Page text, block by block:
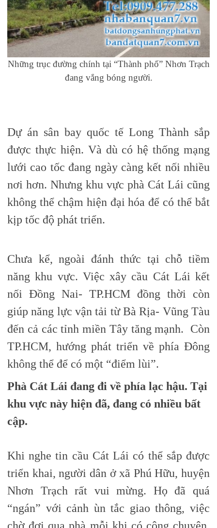
Những trục đường chính tại “Thành phố” Nhơn Trạch
đang vắng bóng người.
Dự án sân bay quốc tế Long Thành sắp
được thực hiện. Và dù có hệ thống mạng
lưới cao tốc đang ngày càng kết nối nhiều
nơi hơn. Nhưng khu vực phà Cát Lái cũng
không thể chậm hiện đại hóa để có thể bắt
kịp tốc độ phát triển.
Chưa kể, ngoài đánh thức tại chỗ tiềm
năng khu vực. Việc xây cầu Cát Lái kết
nối Đồng Nai- TP.HCM đồng thời còn
giúp năng lực vận tải từ Bà Rịa- Vũng Tàu
đến cả các tỉnh miền Tây tăng mạnh. Còn
TP.HCM, hướng phát triển về phía Đông
không thể để có một “điểm lùi”.
Phà Cát Lái đang đi về phía lạc hậu. Tại
khu vực này hiện đã, đang có nhiều bất
cập.
Khi nghe tin cầu Cát Lái có thể sắp được
triển khai, người dân ở xã Phú Hữu, huyện
Nhơn Trạch rất vui mừng. Họ đã quá
“ngán” với cảnh ùn tắc giao thông, việc